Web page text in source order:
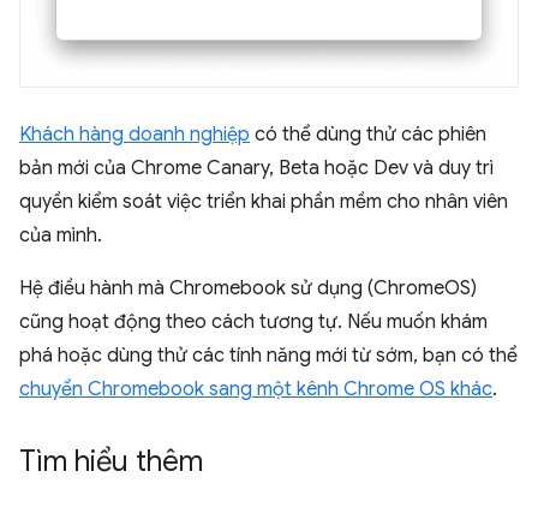
Khách hàng doanh nghiệp có thể dùng thử các phiên
bản mới của Chrome Canary, Beta hoặc Dev và duy trì
quyền kiểm soát việc triển khai phần mềm cho nhân viên
của mình.
Hệ điều hành mà Chromebook sử dụng (ChromeOS)
cũng hoạt động theo cách tương tự. Nếu muốn khám
phá hoặc dùng thử các tính năng mới từ sớm, bạn có thể
chuyển Chromebook sang một kênh Chrome OS khác.
Tìm hiểu thêm